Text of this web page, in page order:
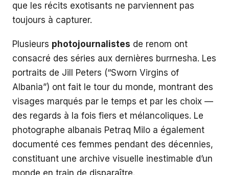
que les récits exotisants ne parviennent pas
toujours à capturer.
Plusieurs photojournalistes de renom ont
consacré des séries aux dernières burrnesha. Les
portraits de Jill Peters (“Sworn Virgins of
Albania”) ont fait le tour du monde, montrant des
visages marqués par le temps et par les choix —
des regards à la fois fiers et mélancoliques. Le
photographe albanais Petraq Milo a également
documenté ces femmes pendant des décennies,
constituant une archive visuelle inestimable d’un